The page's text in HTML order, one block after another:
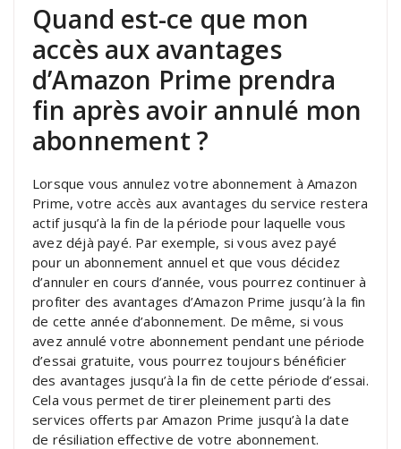
Quand est-ce que mon
accès aux avantages
d’Amazon Prime prendra
fin après avoir annulé mon
abonnement ?
Lorsque vous annulez votre abonnement à Amazon
Prime, votre accès aux avantages du service restera
actif jusqu’à la fin de la période pour laquelle vous
avez déjà payé. Par exemple, si vous avez payé
pour un abonnement annuel et que vous décidez
d’annuler en cours d’année, vous pourrez continuer à
profiter des avantages d’Amazon Prime jusqu’à la fin
de cette année d’abonnement. De même, si vous
avez annulé votre abonnement pendant une période
d’essai gratuite, vous pourrez toujours bénéficier
des avantages jusqu’à la fin de cette période d’essai.
Cela vous permet de tirer pleinement parti des
services offerts par Amazon Prime jusqu’à la date
de résiliation effective de votre abonnement.